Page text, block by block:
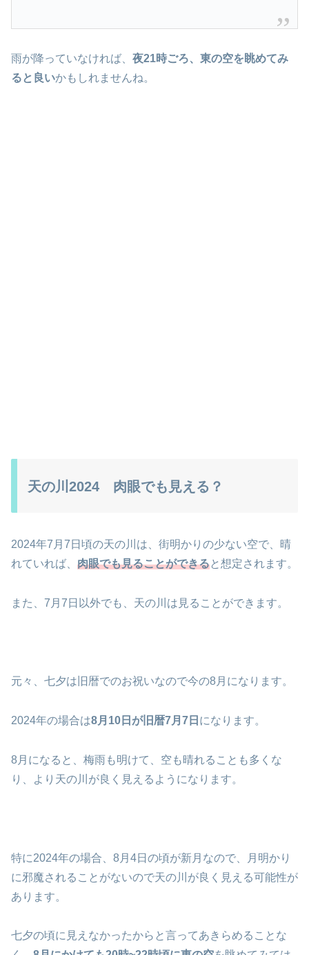
雨が降っていなければ、 夜21時ごろ、東の空を眺めてみ
ると良いかもしれませんね。
天の川2024 肉眼でも見える？
2024年7月7日頃の天の川は、街明かりの少ない空で、晴
れていれば、 肉眼でも見ることができると想定されます。
また、7月7日以外でも、天の川は見ることができます。
元々、七夕は旧暦でのお祝いなので今の8月になります。
2024年の場合は8月10日が旧暦7月7日 になります。
8月になると、梅雨も明けて、空も晴れることも多くな
り、より天の川が良く見えるようになります。
特に2024年の場合、8月4日の頃が新月なので、月明かり
に邪魔されることがないので天の川が良く見える可能性が
あります。
七夕の頃に見えなかったからと言ってあきらめることな